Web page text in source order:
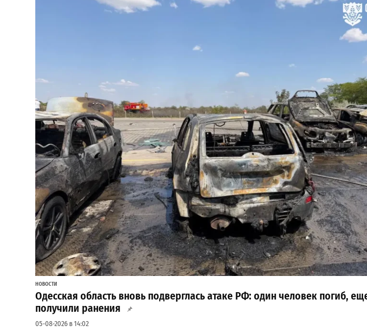
НОВОСТИ
Одесская область вновь подверглась атаке РФ: один человек погиб,
получили ранения
05-08-2026 в 14:02